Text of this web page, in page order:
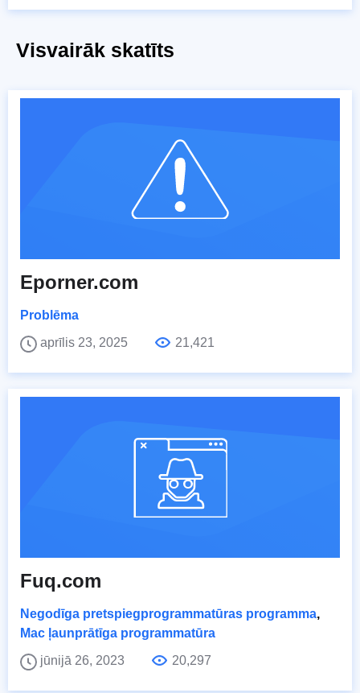
Visvairāk skatīts
Eporner.com
Problēma
aprīlis 23, 2025
21,421
Fuq.com
Negodīga pretspiegprogrammatūras programma,
Mac ļaunprātīga programmatūra
jūnijā 26, 2023
20,297